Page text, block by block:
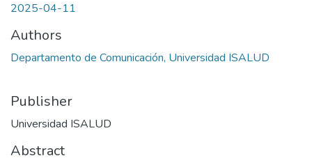
2025-04-11
Authors
Departamento de Comunicación, Universidad ISALUD
Publisher
Universidad ISALUD
Abstract